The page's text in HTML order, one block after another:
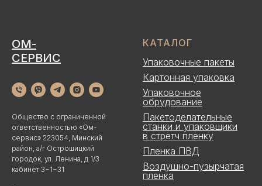
ОМ-
СЕРВИС
Общество с ограниченной
ответственностью «Ом-
сервис» 223054, Минский
район, а/г Острошицкий
городок, ул. Ленина, д 1/3
кабинет 3−1−31
КАТАЛОГ
Упаковочные пакеты
Картонная упаковка
Упаковочное
обрудование
Пакетоделательные
станки и упаковщики
в стретч пленку
Пленка ПВД
Воздушно-пузырчатая
пленка